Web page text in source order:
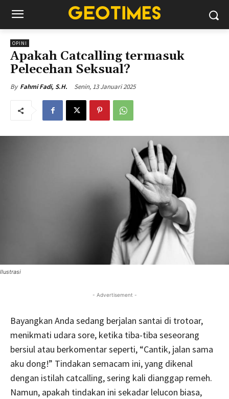
OPINI
Apakah Catcalling termasuk
Pelecehan Seksual?
By Fahmi Fadi, S.H. Senin, 13 Januari 2025
Ilustrasi
- Advertisement -
Bayangkan Anda sedang berjalan santai di trotoar,
menikmati udara sore, ketika tiba-tiba seseorang
bersiul atau berkomentar seperti, “Cantik, jalan sama
aku dong!” Tindakan semacam ini, yang dikenal
dengan istilah catcalling, sering kali dianggap remeh.
Namun, apakah tindakan ini sekadar lelucon biasa,